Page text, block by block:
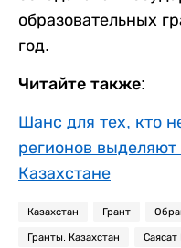
образовательных
год.
Читайте также:
Шанс для тех, кто
регионов выделяют
Казахстане
Казахстан Грант
Гранты. Казахстан Саясат